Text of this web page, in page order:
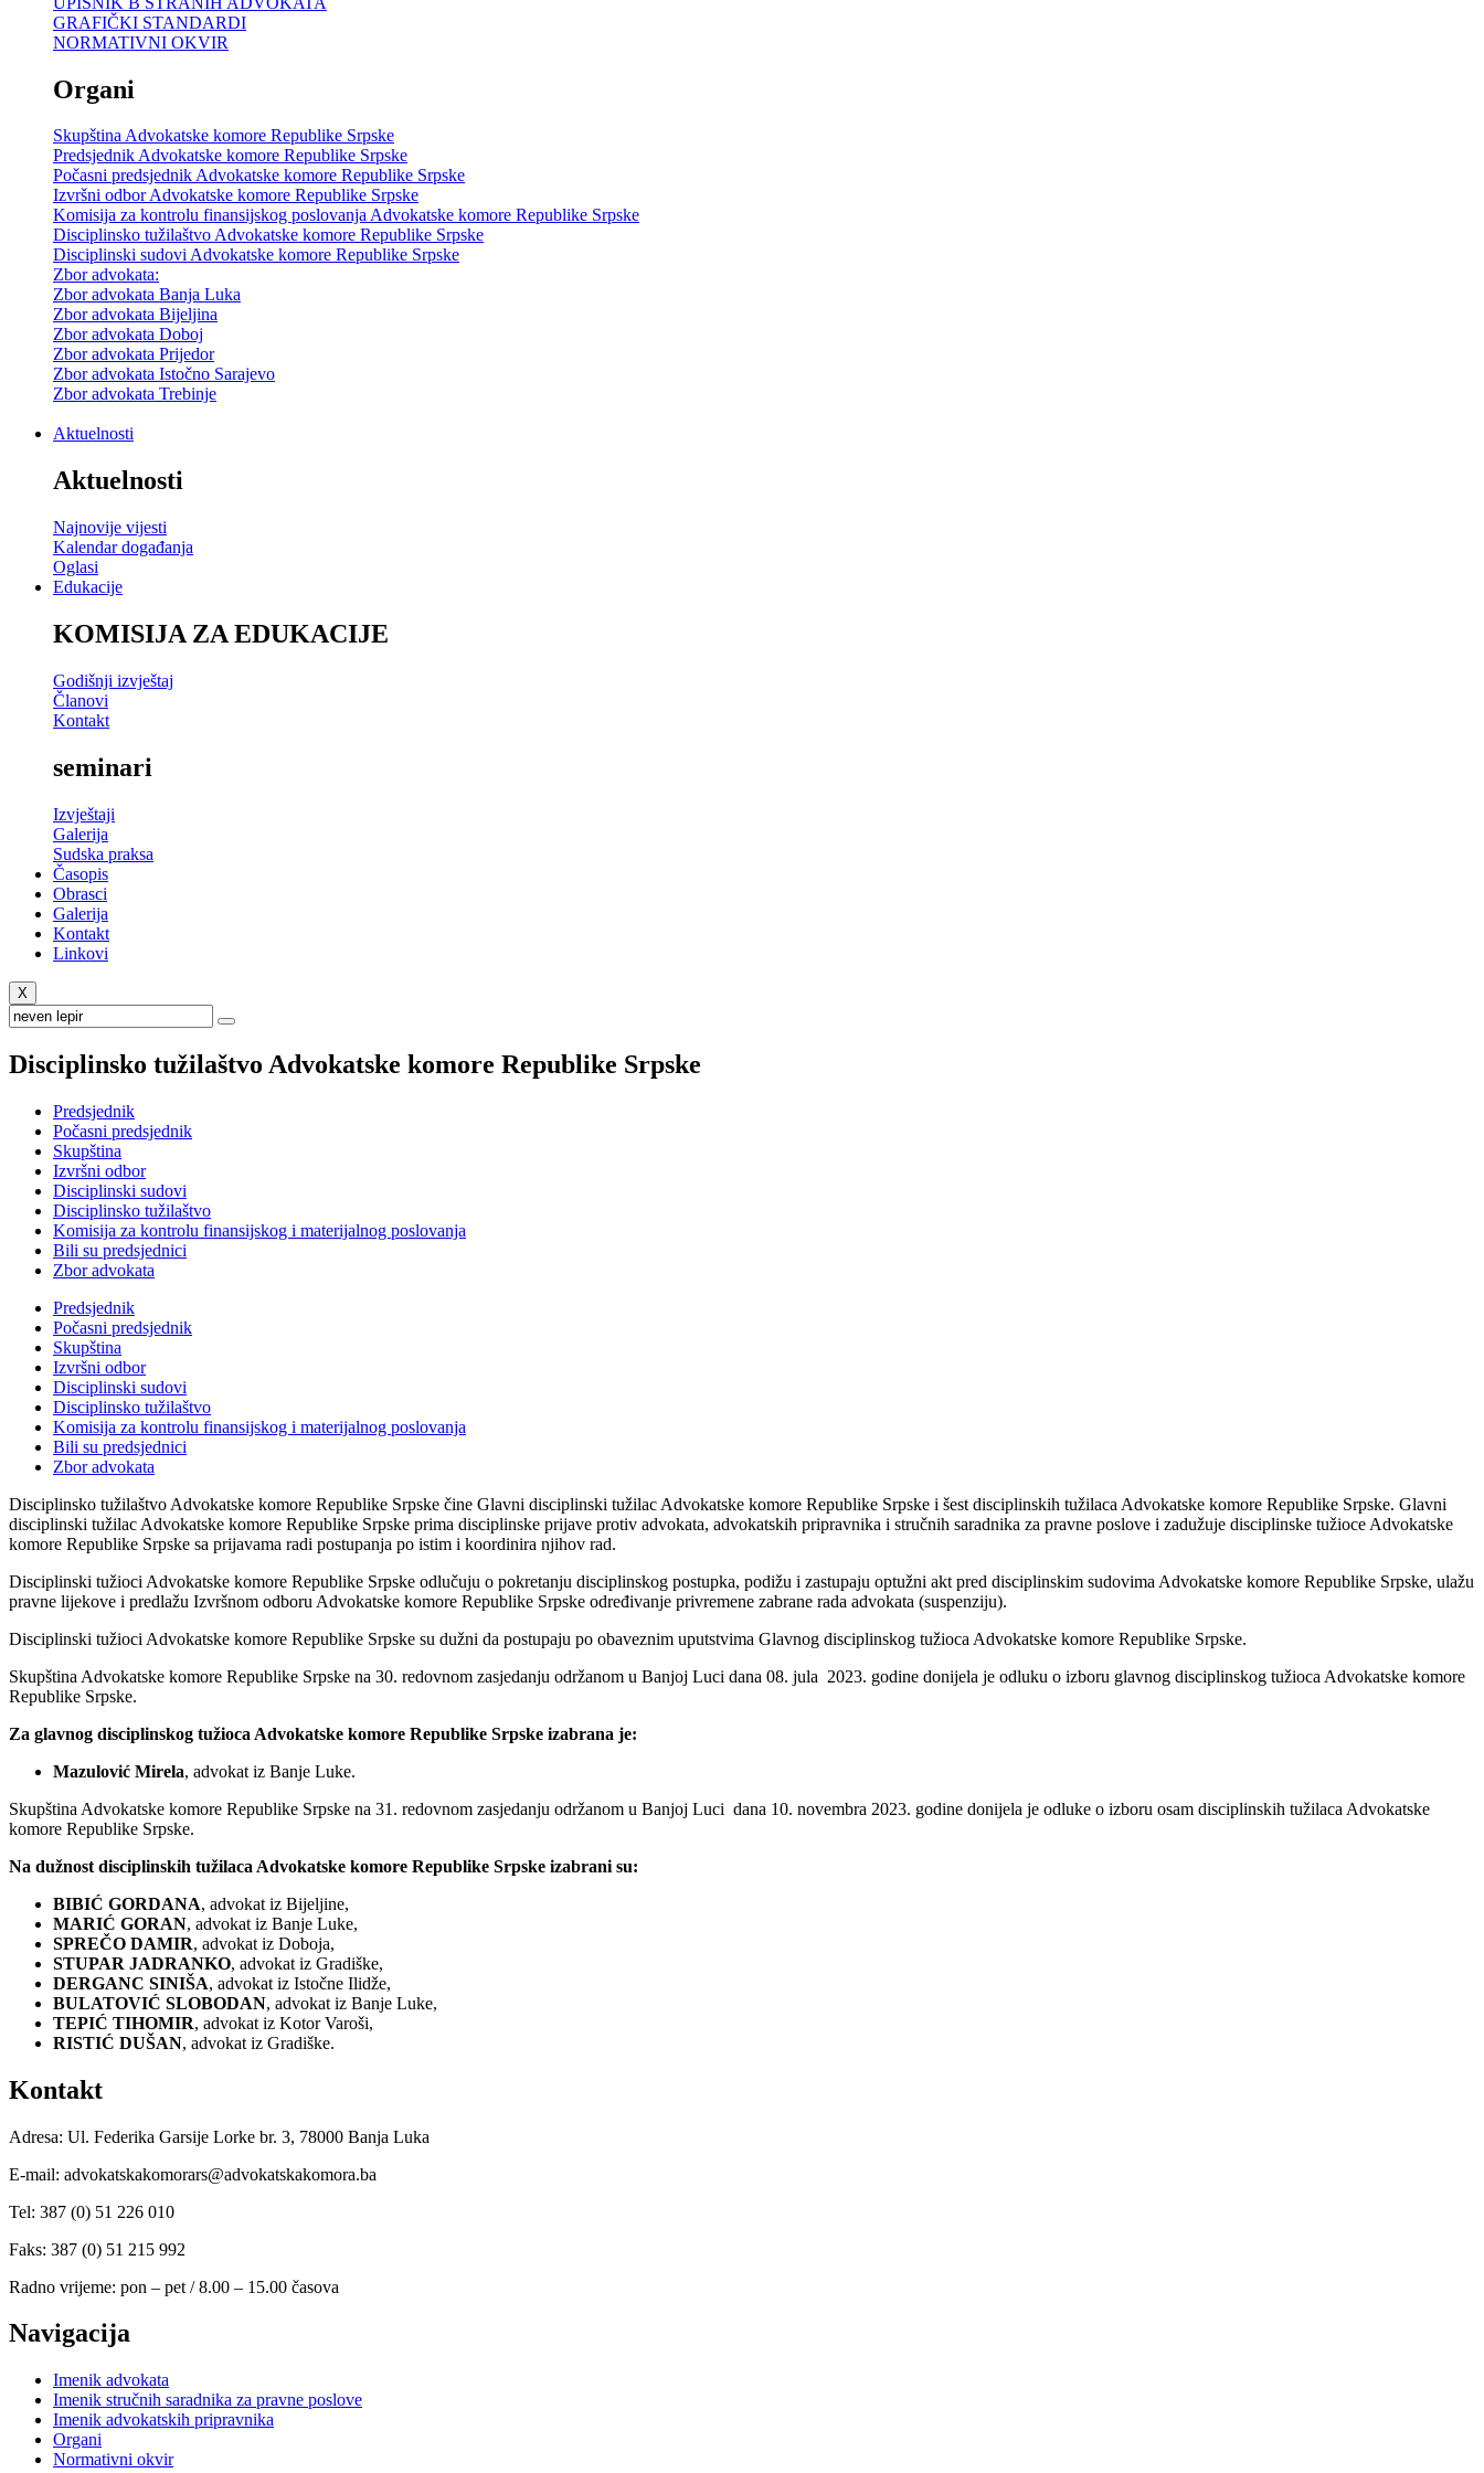
GRAFIČKI STANDARDI
NORMATIVNI OKVIR
Organi
Skupština Advokatske komore Republike Srpske
Predsjednik Advokatske komore Republike Srpske
Počasni predsjednik Advokatske komore Republike Srpske
Izvršni odbor Advokatske komore Republike Srpske
Komisija za kontrolu finansijskog poslovanja Advokatske komore Republike Srpske
Disciplinsko tužilaštvo Advokatske komore Republike Srpske
Disciplinski sudovi Advokatske komore Republike Srpske
Zbor advokata:
Zbor advokata Banja Luka
Zbor advokata Bijeljina
Zbor advokata Doboj
Zbor advokata Prijedor
Zbor advokata Istočno Sarajevo
Zbor advokata Trebinje
Aktuelnosti
Aktuelnosti
Najnovije vijesti
Kalendar događanja
Oglasi
Edukacije
KOMISIJA ZA EDUKACIJE
Godišnji izvještaj
Članovi
Kontakt
seminari
Izvještaji
Galerija
Sudska praksa
Časopis
Obrasci
Galerija
Kontakt
Linkovi
X
Disciplinsko tužilaštvo Advokatske komore Republike Srpske
Predsjednik
Počasni predsjednik
Skupština
Izvršni odbor
Disciplinski sudovi
Disciplinsko tužilaštvo
Komisija za kontrolu finansijskog i materijalnog poslovanja
Bili su predsjednici
Zbor advokata
Predsjednik
Počasni predsjednik
Skupština
Izvršni odbor
Disciplinski sudovi
Disciplinsko tužilaštvo
Komisija za kontrolu finansijskog i materijalnog poslovanja
Bili su predsjednici
Zbor advokata
Disciplinsko tužilaštvo Advokatske komore Republike Srpske čine Glavni disciplinski tužilac Advokatske komore Republike Srpske i šest disciplinskih tužilaca Advokatske komore Republike Srpske. Glavni
disciplinski tužilac Advokatske komore Republike Srpske prima disciplinske prijave protiv advokata, advokatskih pripravnika i stručnih saradnika za pravne poslove i zadužuje disciplinske tužioce Advokatske
komore Republike Srpske sa prijavama radi postupanja po istim i koordinira njihov rad.
Disciplinski tužioci Advokatske komore Republike Srpske odlučuju o pokretanju disciplinskog postupka, podižu i zastupaju optužni akt pred disciplinskim sudovima Advokatske komore Republike Srpske, ulažu
pravne lijekove i predlažu Izvršnom odboru Advokatske komore Republike Srpske određivanje privremene zabrane rada advokata (suspenziju).
Disciplinski tužioci Advokatske komore Republike Srpske su dužni da postupaju po obaveznim uputstvima Glavnog disciplinskog tužioca Advokatske komore Republike Srpske.
Skupština Advokatske komore Republike Srpske na 30. redovnom zasjedanju održanom u Banjoj Luci dana 08. jula 2023. godine donijela je odluku o izboru glavnog disciplinskog tužioca Advokatske komore
Republike Srpske.
Za glavnog disciplinskog tužioca Advokatske komore Republike Srpske izabrana je:
Mazulović Mirela, advokat iz Banje Luke.
Skupština Advokatske komore Republike Srpske na 31. redovnom zasjedanju održanom u Banjoj Luci dana 10. novembra 2023. godine donijela je odluke o izboru osam disciplinskih tužilaca Advokatske
komore Republike Srpske.
Na dužnost disciplinskih tužilaca Advokatske komore Republike Srpske izabrani su:
BIBIĆ GORDANA, advokat iz Bijeljine,
MARIĆ GORAN, advokat iz Banje Luke,
SPREČO DAMIR, advokat iz Doboja,
STUPAR JADRANKO, advokat iz Gradiške,
DERGANC SINIŠA, advokat iz Istočne Ilidže,
BULATOVIĆ SLOBODAN, advokat iz Banje Luke,
TEPIĆ TIHOMIR, advokat iz Kotor Varoši,
RISTIĆ DUŠAN, advokat iz Gradiške.
Kontakt
Adresa: Ul. Federika Garsije Lorke br. 3, 78000 Banja Luka
E-mail: advokatskakomorars@advokatskakomora.ba
Tel: 387 (0) 51 226 010
Faks: 387 (0) 51 215 992
Radno vrijeme: pon – pet / 8.00 – 15.00 časova
Navigacija
Imenik advokata
Imenik stručnih saradnika za pravne poslove
Imenik advokatskih pripravnika
Organi
Normativni okvir